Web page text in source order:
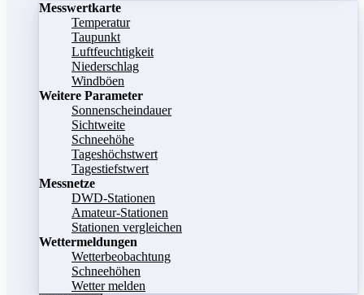
Messwertkarte
Temperatur
Taupunkt
Luftfeuchtigkeit
Niederschlag
Windböen
Weitere Parameter
Sonnenscheindauer
Sichtweite
Schneehöhe
Tageshöchstwert
Tagestiefstwert
Messnetze
DWD-Stationen
Amateur-Stationen
Stationen vergleichen
Wettermeldungen
Wetterbeobachtung
Schneehöhen
Wetter melden